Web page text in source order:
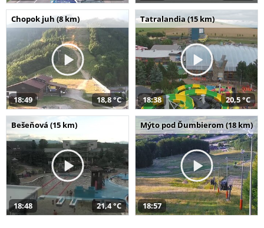
Chopok juh (8 km)
18:49 18,8 °C
Tatralandia (15 km)
18:38 20,5 °C
Bešeňová (15 km)
18:48 21,4 °C
Mýto pod Ďumbierom (18 km)
18:57